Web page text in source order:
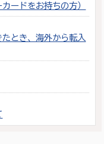
ードをお持ちの方）
とき、海外から転入